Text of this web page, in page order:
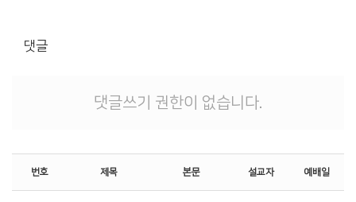
댓글
댓글쓰기 권한이 없습니다.
번호 제목 본문 설교자 예배일